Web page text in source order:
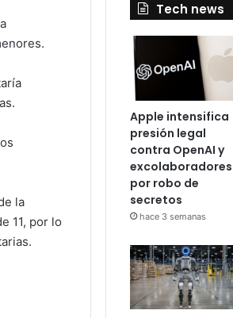
la
11, por lo
Tech news
Apple intensifica
presión legal
contra OpenAI y
excolaboradores
por robo de
secretos
hace 3 semanas